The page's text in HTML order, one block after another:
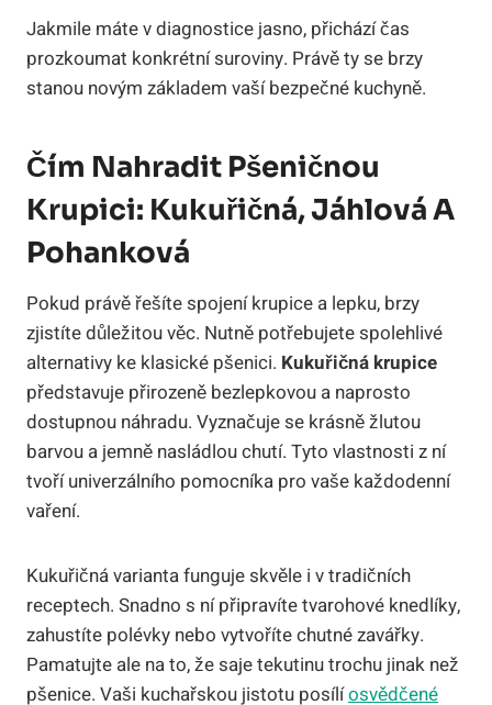
Jakmile máte v diagnostice jasno, přichází čas
prozkoumat konkrétní suroviny. Právě ty se brzy
stanou novým základem vaší bezpečné kuchyně.
Čím Nahradit Pšeničnou
Krupici: Kukuřičná, Jáhlová A
Pohanková
Pokud právě řešíte spojení krupice a lepku, brzy
zjistíte důležitou věc. Nutně potřebujete spolehlivé
alternativy ke klasické pšenici. Kukuřičná krupice
představuje přirozeně bezlepkovou a naprosto
dostupnou náhradu. Vyznačuje se krásně žlutou
barvou a jemně nasládlou chutí. Tyto vlastnosti z ní
tvoří univerzálního pomocníka pro vaše každodenní
vaření.
Kukuřičná varianta funguje skvěle i v tradičních
receptech. Snadno s ní připravíte tvarohové knedlíky,
zahustíte polévky nebo vytvoříte chutné zavářky.
Pamatujte ale na to, že saje tekutinu trochu jinak než
pšenice. Vaši kuchařskou jistotu posílíosvědčené